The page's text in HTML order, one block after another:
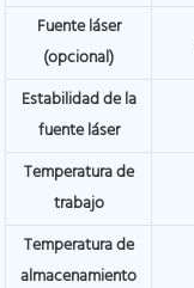
Fuente láser
(opcional)
Estabilidad de la
fuente láser
Temperatura de
trabajo
Temperatura de
almacenamiento